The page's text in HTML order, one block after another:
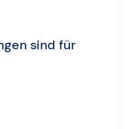
sind für